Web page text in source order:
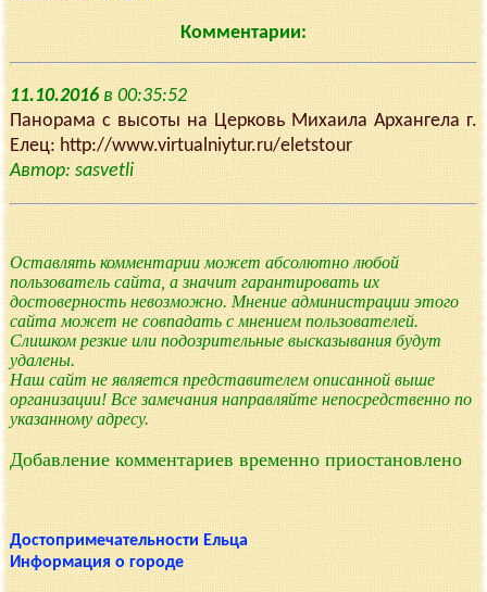
Комментарии:
11.10.2016в 00:35:52
Панорама с высоты на Церковь Михаила Архангела г.
Елец: http://www.virtualniytur.ru/eletstour
Автор: sasvetli
Оставлять комментарии может абсолютно любой
пользователь сайта, а значит гарантировать их
достоверность невозможно. Мнение администрации этого
сайта может не совпадать с мнением пользователей.
Слишком резкие или подозрительные высказывания будут
удалены.
Наш сайт не является представителем описанной выше
организации! Все замечания направляйте непосредственно по
указанному адресу.
Добавление комментариев временно приостановлено
Достопримечательности Ельца
Информация о городе